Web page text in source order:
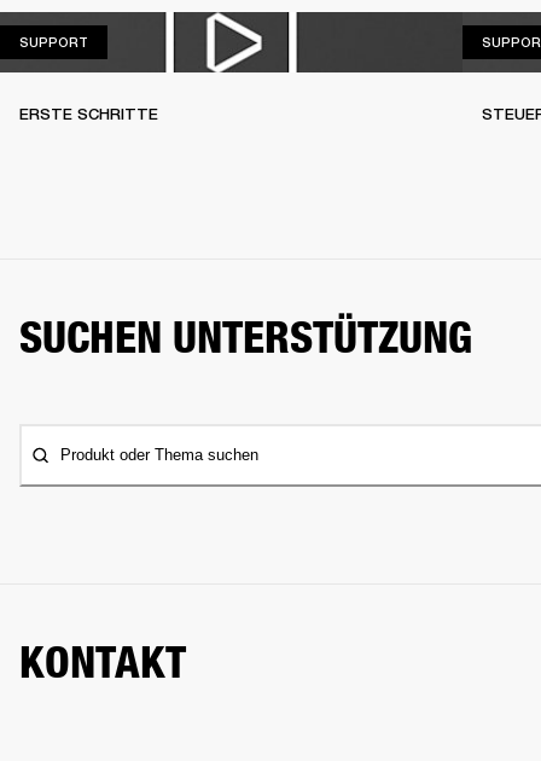
SUPPORT
ERSTE SCHRITTE
SUCHEN UNTERSTÜTZUNG
Produkt oder Thema suchen
KONTAKT